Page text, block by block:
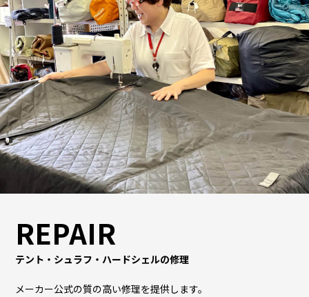
REPAIR
テント・シュラフ・ハードシェルの修理
メーカー公式の質の高い修理を提供します。